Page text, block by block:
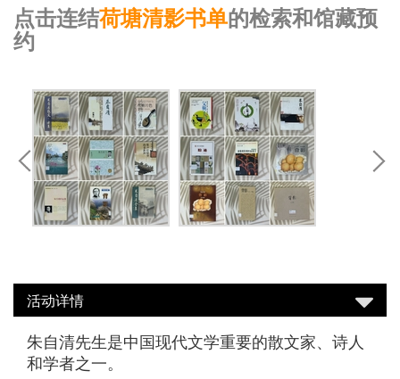
点击连结荷塘清影书单的检索和馆藏预
约
活动详情
朱自清先生是中国现代文学重要的散文家、诗人
和学者之一。